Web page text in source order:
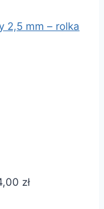
2,5 mm – rolka
zł